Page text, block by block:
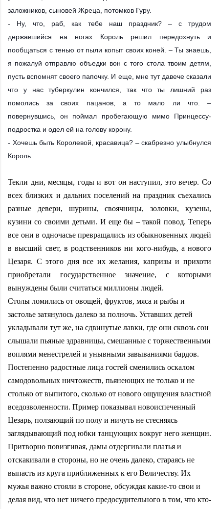
заложников, сыновей Жреца, потомков Гуру.
- Ну, что, раб, как тебе наш праздник? – с трудом
державшийся на ногах Король решил передохнуть и
пообщаться с тенью от пыли копыт своих коней. – Ты знаешь,
я пожалуй отправлю объедки вон с того стола твоим детям,
пусть вспомнят своего папочку. И еще, мне тут давече сказали
что у нас туберкулин кончился, так что ты лишний раз
помолись за своих пацанов, а то мало ли что. –
повернувшись, он поймал пробегающую мимо Принцессу-
подростка и одел ей на голову корону.
- Хочешь быть Королевой, красавица? – скабрезно улыбнулся
Король.
Текли дни, месяцы, годы и вот он наступил, это вечер. Со
всех близких и дальних поселений на праздник съехались
разные девери, шурины, своячницы, золовки, кузены,
кузини со своими детьми. И еще бы – такой повод. Теперь
все они в одночасье превращались из обыкновенных людей
в высший свет, в родственников ни кого-нибудь, а нового
Цезаря. С этого дня все их желания, капризы и прихоти
приобретали государственное значение, с которыми
вынуждены были считаться миллионы людей.
Столы ломились от овощей, фруктов, мяса и рыбы и
застолье затянулось далеко за полночь. Уставших детей
укладывали тут же, на сдвинутые лавки, где они сквозь сон
слышали пьяные здравницы, смешанные с торжественными
воплями менестрелей и унывными завываниями бардов.
Постепенно радостные лица гостей сменились оскалом
самодовольных ничтожеств, пьянеющих не только и не
столько от выпитого, сколько от нового ощущения властной
вседозволенности. Пример показывал новоиспеченный
Цезарь, ползающий по полу и ничуть не стесняясь
заглядывающий под юбки танцующих вокруг него женщин.
Притворно повизгивая, дамы отдергивали платья и
отскакивали в стороны, но не очень далеко, стараясь не
выпасть из круга приближенных к его Величеству. Их
мужья важно стояли в стороне, обсуждая какие-то свои и
делая вид, что нет ничего предосудительного в том, что кто-